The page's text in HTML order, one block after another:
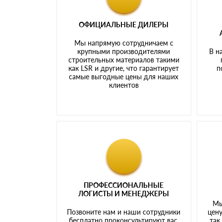
ОФИЦИАЛЬНЫЕ ДИЛЕРЫ
Мы напрямую сотрудничаем с
крупными производителями
строительных материалов такими
как LSR и другие, что гарантирует
самые выгодные цены для наших
клиентов
В
ПРОФЕССИОНАЛЬНЫЕ
ЛОГИСТЫ И МЕНЕДЖЕРЫ
Позвоните нам и наши сотрудники
бесплатно проконсультируют вас,